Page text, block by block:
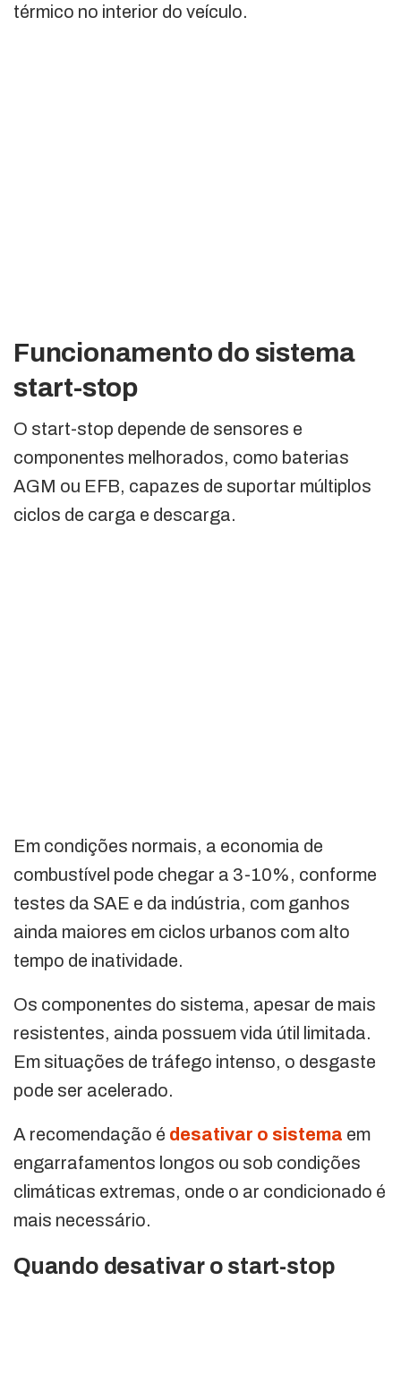
térmico no interior do veículo.
Funcionamento do sistema
start-stop
O start-stop depende de sensores e
componentes melhorados, como baterias
AGM ou EFB, capazes de suportar múltiplos
ciclos de carga e descarga.
Em condições normais, a economia de
combustível pode chegar a 3-10%, conforme
testes da SAE e da indústria, com ganhos
ainda maiores em ciclos urbanos com alto
tempo de inatividade.
Os componentes do sistema, apesar de mais
resistentes, ainda possuem vida útil limitada.
Em situações de tráfego intenso, o desgaste
pode ser acelerado.
A recomendação é desativar o sistema em
engarrafamentos longos ou sob condições
climáticas extremas, onde o ar condicionado é
mais necessário.
Quando desativar o start-stop